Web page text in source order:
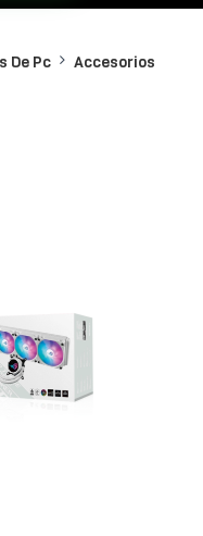
De Pc Accesorios